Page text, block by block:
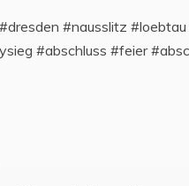
#nausslitz
#abschluss #feier